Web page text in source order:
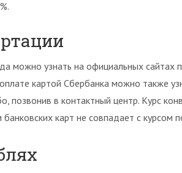
можно узнать на официальных сайтах
картой Сбербанка можно также
позвонив в контактный центр. Курс
карт не совпадает с курсом